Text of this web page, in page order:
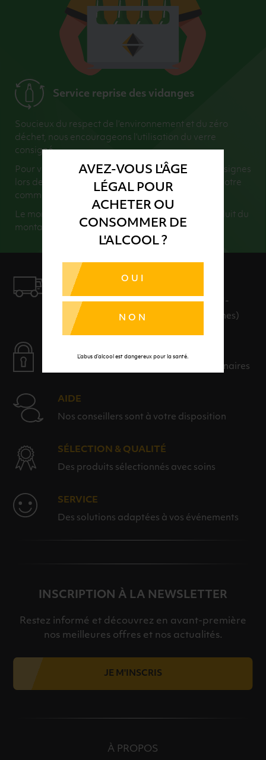
AVEZ-VOUS L'ÂGE
LÉGAL POUR
ACHETER OU
CONSOMMER DE
L'ALCOOL ?
OUI
NON
L’abus d’alcool est dangereux pour la santé.
Service reprise des vidanges
Soucieux du respect de l’environnement et du zéro
déchet, nous encourageons l’utilisation du verre
consigné.
Pour vous faciliter la vie, nous récupérons vos consignes
lors de la livraison (dans la limite du montant de votre
commande).
Le montant de vos consignes retournées sera déduit du
montant total de votre commande.
LIVRAISON
LIVRAISON EN 24H ET GRATUITE AU-
DELÀ DE 100€ D'ACHAT (hors consignes)
Payer en toute sérénité avec nos partenaires
AIDE
Nos conseillers sont à votre disposition
SÉLECTION & QUALITÉ
Des produits sélectionnés avec soins
SERVICE
Des solutions adaptées à vos événements
INSCRIPTION À LA NEWSLETTER
Restez informé et découvrez en avant-première
nos meilleures offres et nos actualités.
JE M'INSCRIS
À PROPOS